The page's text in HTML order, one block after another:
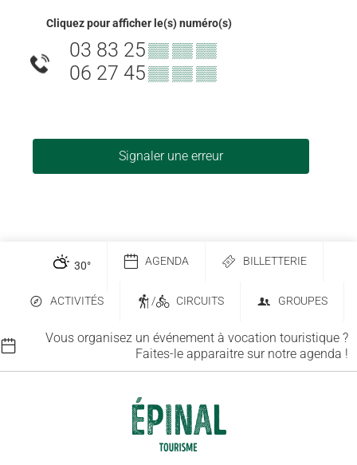
Cliquez pour afficher le(s) numéro(s)
03 83 25▒▒ ▒▒ ▒▒
06 27 45▒▒ ▒▒ ▒▒
Signaler une erreur
30° AGENDA BILLETTERIE
ACTIVITÉS / CIRCUITS GROUPES
Vous organisez un événement à vocation touristique ?
Faites-le apparaitre sur notre agenda !